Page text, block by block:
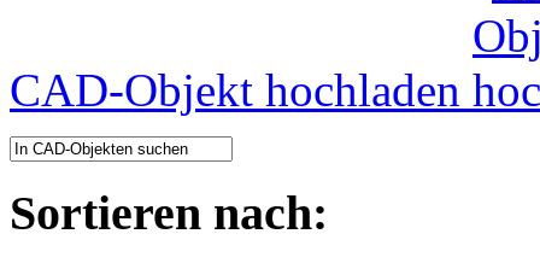
CAD-Objekt hochladen
Sortieren nach: